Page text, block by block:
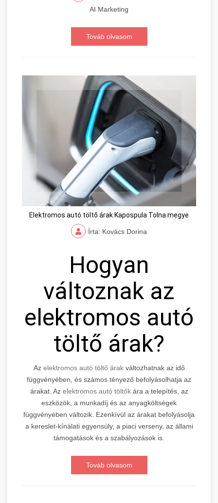
AI Marketing
Továb olvasom
Elektromos autó töltő árak Kapospula Tolna megye
Írta: Kovács Dorina
Hogyan
változnak az
elektromos autó
töltő árak?
Az elektromos autó töltő árakváltozhatnak az idő
függvényében, és számos tényező befolyásolhatja az
árakat. Az elektromos autó töltőkára a telepítés, az
eszközök, a munkadíj és az anyagköltségek
függvényében változik. Ezenkívül az árakat befolyásolja
a kereslet-kínálati egyensúly, a piaci verseny, az állami
támogatások és a szabályozások is.
Továb olvasom